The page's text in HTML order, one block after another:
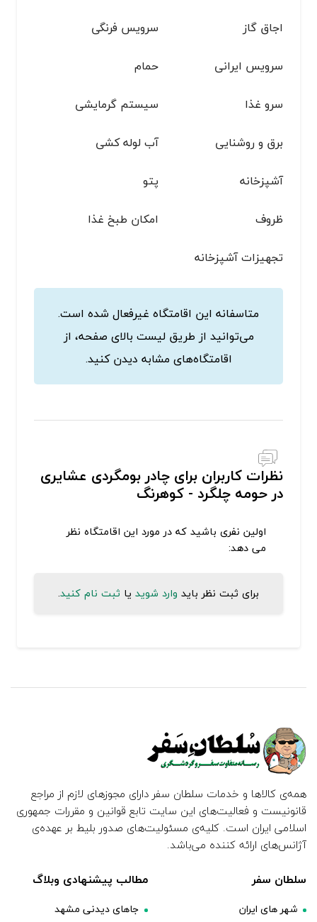
اجاق گاز
سرویس فرنگی
سرویس ایرانی
حمام
سرو غذا
سیستم گرمایشی
برق و روشنایی
آب لوله کشی
آشپزخانه
پتو
ظروف
امکان طبخ غذا
تجهیزات آشپزخانه
متاسفانه این اقامتگاه غیرفعال شده است.
می‌توانید از طریق لیست بالای صفحه، از
اقامتگاه‌های مشابه دیدن کنید.
نظرات کاربران برای چادر بومگردی عشایری
در حومه چلگرد - کوهرنگ
اولین نفری باشید که در مورد این اقامتگاه نظر
می دهد:
برای ثبت نظر باید وارد شوید یا ثبت نام کنید.
همه‌ی کالاها و خدمات سلطان سفر دارای مجوزهای لازم از مراجع
قانونیست و فعالیت‌های این سایت تابع قوانین و مقررات جمهوری
اسلامی ایران است. کلیه‌ی مسئولیت‌های صدور بلیط بر عهده‌ی
آژانس‌های ارائه کننده می‌باشد.
سلطان سفر
شهر های ایران
مطالب پیشنهادی وبلاگ
جاهای دیدنی مشهد